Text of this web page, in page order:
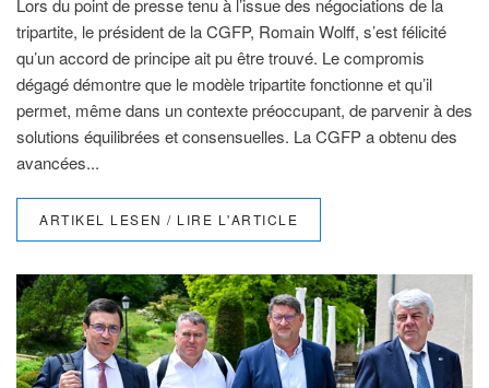
Lors du point de presse tenu à l’issue des négociations de la
tripartite, le président de la CGFP, Romain Wolff, s’est félicité
qu’un accord de principe ait pu être trouvé. Le compromis
dégagé démontre que le modèle tripartite fonctionne et qu’il
permet, même dans un contexte préoccupant, de parvenir à des
solutions équilibrées et consensuelles. La CGFP a obtenu des
avancées...
ARTIKEL LESEN / LIRE L'ARTICLE